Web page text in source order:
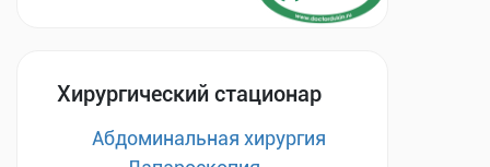
Хирургический стационар
Абдоминальная хирургия